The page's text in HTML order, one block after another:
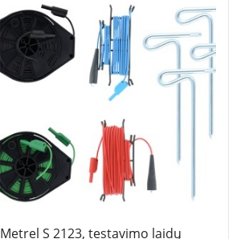
Metrel S 2123, testavimo laidų